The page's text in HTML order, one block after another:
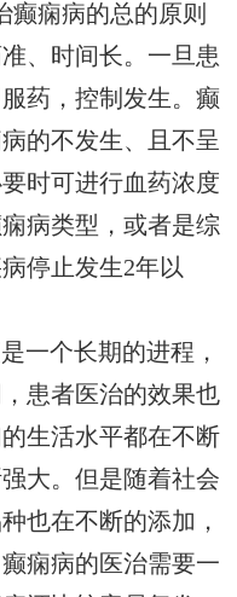
癫痫病的总的原则
、时间长。一旦患
药，控制发生。癫
的不发生、且不呈
时可进行血药浓度
病类型，或者是综
停止发生2年以
一个长期的进程，
患者医治的效果也
生活水平都在不断
大。但是随着社会
也在不断的添加，
痫病的医治需要一